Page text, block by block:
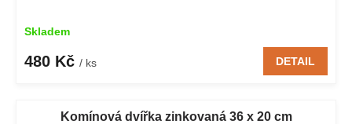
Skladem
480 Kč / ks DETAIL
Komínová dvířka zinkovaná 36 x 20 cm